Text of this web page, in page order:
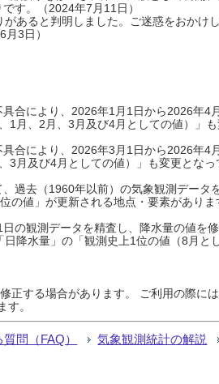
す。（2024年7月11日）
あると判明しました。ご迷惑をおかけ
3日）
合により、2026年1月1日から2026年4
月、2月、3月及び4月としての値）」
合により、2026年3月1日から2026年4
3月及び4月としての値）」も変更とな
過去（1960年以前）の気象観測データ
の値」が更新される地点・要素がありま
の観測データを精査し、降水量の値を
降水量」の「観測史上1位の値（8月
正する場合があります。 ご利用の際に
。
問（FAQ） 気象観測統計の解説